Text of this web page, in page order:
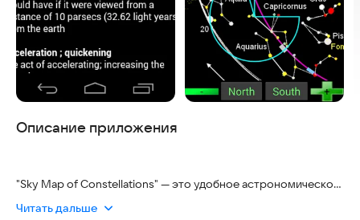
Описание приложения
"Sky Map of Constellations" — это удобное астрономическое
ориентироваться в ночном небе. Оно подходит как
Читать дальше